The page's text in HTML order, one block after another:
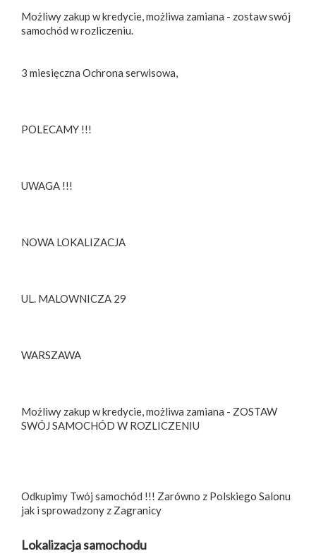
Możliwy zakup w kredycie, możliwa zamiana - zostaw swój
samochód w rozliczeniu.
3 miesięczna Ochrona serwisowa,
POLECAMY !!!
UWAGA !!!
NOWA LOKALIZACJA
UL. MALOWNICZA 29
WARSZAWA
Możliwy zakup w kredycie, możliwa zamiana - ZOSTAW
SWÓJ SAMOCHÓD W ROZLICZENIU
Odkupimy Twój samochód !!! Zarówno z Polskiego Salonu
jak i sprowadzony z Zagranicy
Lokalizacja samochodu